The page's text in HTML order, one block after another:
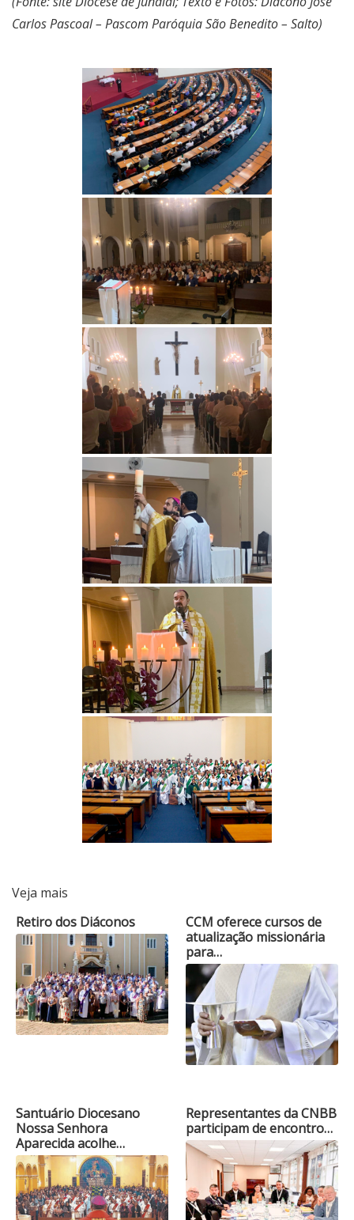
Carlos Pascoal – Pascom Paróquia São Benedito – Salto)
Veja mais
Retiro dos Diáconos
CCM oferece cursos de
atualização missionária
para…
Santuário Diocesano
Nossa Senhora
Aparecida acolhe…
Representantes da CNBB
participam de encontro…